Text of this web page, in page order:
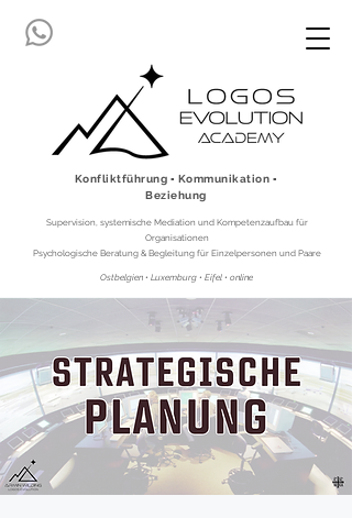
Ostbelgien • Luxemburg • Eifel • online
Konfliktführung ▪ Kommunikation ▪
Beziehung
Supervision, systemische Mediation und Kompetenzaufbau für
Organisationen
Psychologische Beratung & Begleitung für Einzelpersonen und Paare